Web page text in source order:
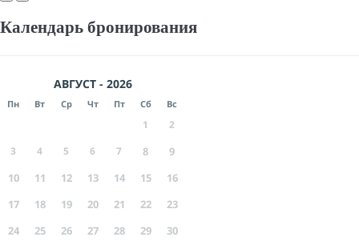
Календарь бронирования
АВГУСТ - 2026
Пн Вт Ср Чт Пт Сб Вс
1
2
3
4 5 6 7 8
9
10
11 12 13 14 15
16
17
18 19 20 21 22
23
24
25 26 27 28 29
30